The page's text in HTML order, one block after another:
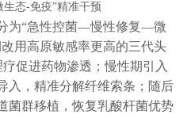
生态-免疫”精准干预
为“急性控菌—慢性修复—微
用高原敏感率更高的三代头
促进药物渗透；慢性期引入
入，精准分解纤维索条；随后
菌群移植，恢复乳酸杆菌优势